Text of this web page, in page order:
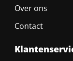
Over ons
Contact